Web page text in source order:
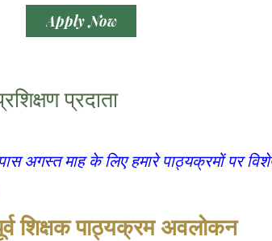
Apply Now
प्रदाता
अगस्त माह के लिए हमारे पाठ्यक्रमों पर
शिक्षक पाठ्यक्रम अवलोकन